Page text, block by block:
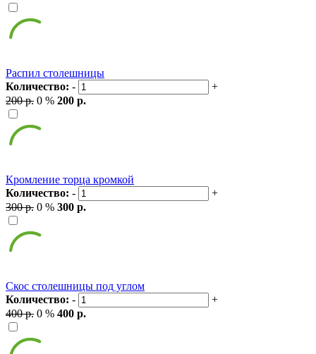
Распил столешницы
Количество: -
+
200 р. 0 % 200 р.
Кромление торца кромкой
Количество: -
+
300 р. 0 % 300 р.
Скос столешницы под углом
Количество: -
+
400 р. 0 % 400 р.